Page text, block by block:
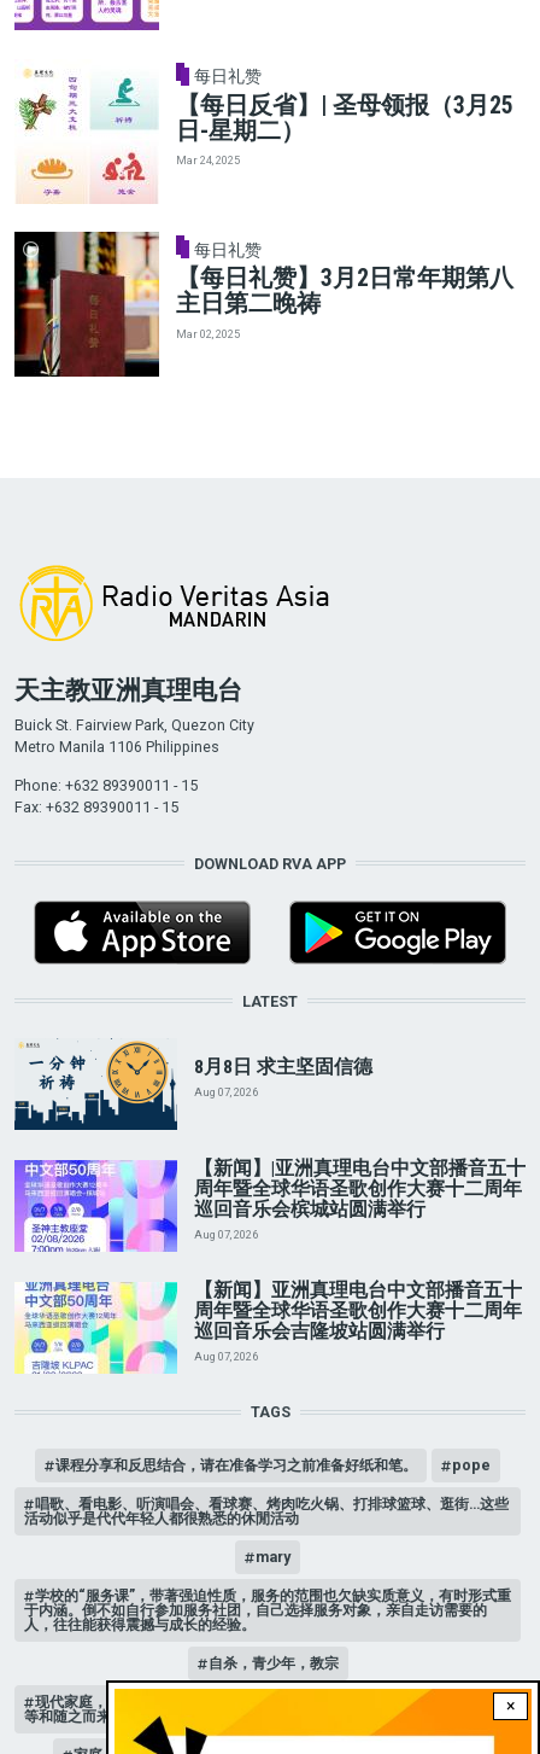
每日礼赞
【每日反省】| 圣母领报（3月25
日-星期二）
Mar 24, 2025
每日礼赞
【每日礼赞】3月2日常年期第八
主日第二晚祷
Mar 02, 2025
×
天主教亚洲真理电台
Buick St. Fairview Park, Quezon City
Metro Manila 1106 Philippines
Phone: +632 89390011 - 15
Fax: +632 89390011 - 15
DOWNLOAD RVA APP
LATEST
8月8日 求主坚固信德
Aug 07, 2026
【新闻】|亚洲真理电台中文部播音五十
周年暨全球华语圣歌创作大赛十二周年
巡回音乐会槟城站圆满举行
Aug 07, 2026
【新闻】亚洲真理电台中文部播音五十
周年暨全球华语圣歌创作大赛十二周年
巡回音乐会吉隆坡站圆满举行
Aug 07, 2026
TAGS
课程分享和反思结合，请在准备学习之前准备好纸和笔。 pope
唱歌、看电影、听演唱会、看球赛、烤肉吃火锅、打排球篮球、逛街…这些
活动似乎是代代年轻人都很熟悉的休閒活动
mary
学校的“服务课”，带著强迫性质，服务的范围也欠缺实质意义，有时形式重
于内涵。倒不如自行参加服务社团，自己选择服务对象，亲自走访需要的
人，往往能获得震撼与成长的经验。
自杀，青少年，教宗
现代家庭，子女或许都是宝贝，不公平的待遇显得比较少，但隐性的不平
等和随之而来的身心压力却仍旧挥之不去。